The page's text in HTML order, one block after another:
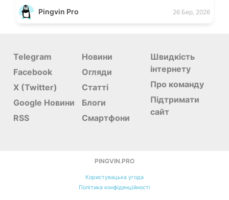
інвестицій, жорсткого протекціонізму та здатності […]
Pingvin Pro 26 Бер, 2026
Telegram
Facebook
X (Twitter)
Google Новини
RSS
Новини
Огляди
Статті
Блоги
Смартфони
Швидкість
інтернету
Про команду
Підтримати
сайт
PINGVIN.PRO
Користувацька угода
Політика конфіденційності